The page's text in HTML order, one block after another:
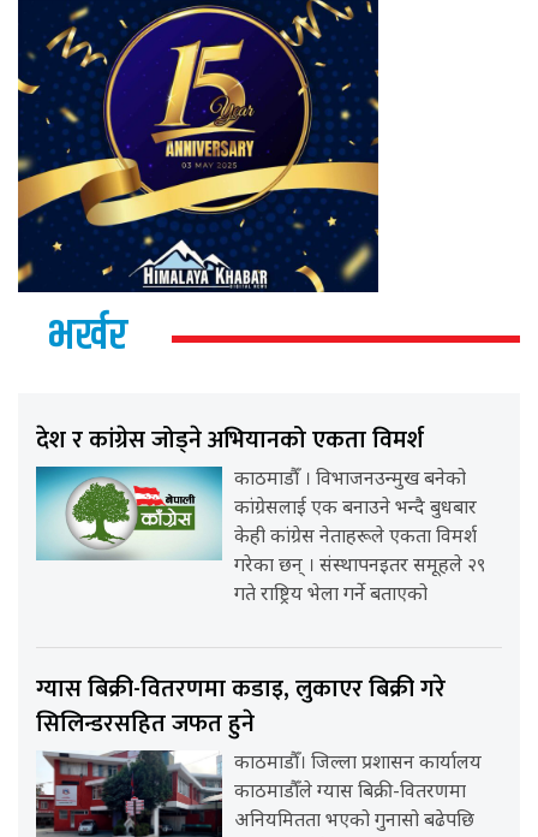
भर्खर
देश र कांग्रेस जोड्ने अभियानको एकता विमर्श
काठमाडौँ । विभाजनउन्मुख बनेको
कांग्रेसलाई एक बनाउने भन्दै बुधबार
केही कांग्रेस नेताहरूले एकता विमर्श
गरेका छन् । संस्थापनइतर समूहले २९
गते राष्ट्रिय भेला गर्ने बताएको
ग्यास बिक्री-वितरणमा कडाइ, लुकाएर बिक्री गरे
सिलिन्डरसहित जफत हुने
काठमाडौँ। जिल्ला प्रशासन कार्यालय
काठमाडौँले ग्यास बिक्री-वितरणमा
अनियमितता भएको गुनासो बढेपछि